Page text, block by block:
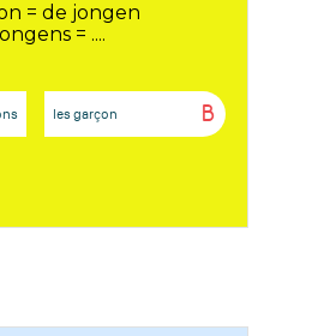
= de jongen
= ....
B
les garçon